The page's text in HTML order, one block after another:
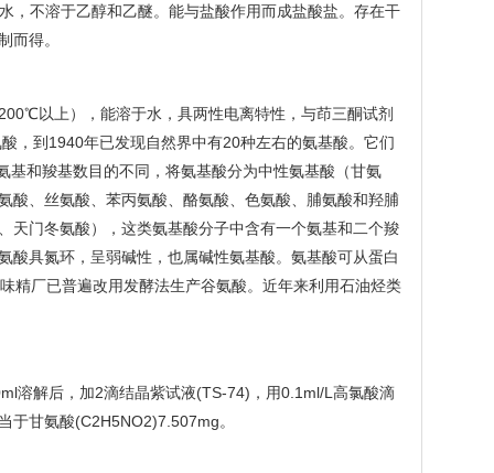
不溶于乙醇和乙醚。能与盐酸作用而成盐酸盐。存在干
而得。
以上），能溶于水，具两性电离特性，与茚三酮试剂
，到1940年已发现自然界中有20种左右的氨基酸。它们
和羧基数目的不同，将氨基酸分为中性氨基酸（甘氨
酸、丝氨酸、苯丙氨酸、酪氨酸、色氨酸、脯氨酸和羟脯
天门冬氨酸），这类氨基酸分子中含有一个氨基和二个羧
具氮环，呈弱碱性，也属碱性氨基酸。氨基酸可从蛋白
精厂已普遍改用发酵法生产谷氨酸。近年来利用石油烃类
溶解后，加2滴结晶紫试液(TS-74)，用0.1ml/L高氯酸滴
于甘氨酸(C2H5NO2)7.507mg。